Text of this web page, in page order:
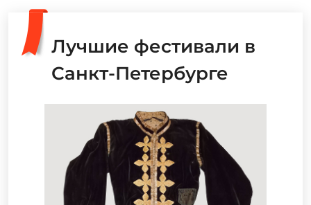
Лучшие фестивали в
Санкт-Петербурге